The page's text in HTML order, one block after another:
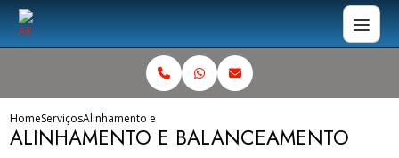
HomeServiçosAlinhamento e Balanceamento
ALINHAMENTO E BALANCEAMENTO